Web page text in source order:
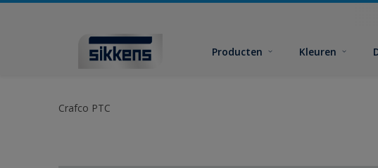
Producten Kleuren
Crafco PTC